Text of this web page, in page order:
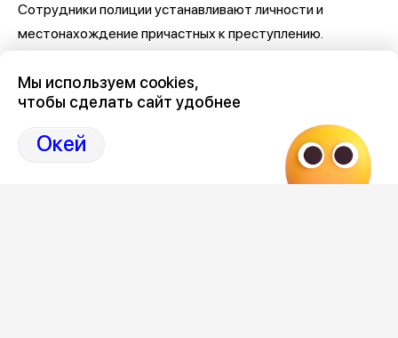
Сотрудники полиции устанавливают личности и
местонахождение причастных к преступлению.
Мы используем cookies,
чтобы сделать сайт удобнее
Окей